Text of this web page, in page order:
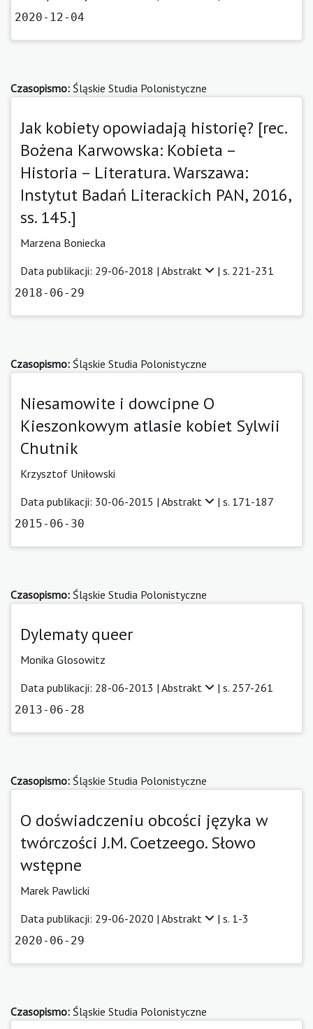
2020-12-04
Czasopismo: Śląskie Studia Polonistyczne
Jak kobiety opowiadają historię? [rec.
Bożena Karwowska: Kobieta –
Historia – Literatura. Warszawa:
Instytut Badań Literackich PAN, 2016,
ss. 145.]
Marzena Boniecka
Data publikacji: 29-06-2018 | Abstrakt | s. 221-231
2018-06-29
Czasopismo: Śląskie Studia Polonistyczne
Niesamowite i dowcipne O
Kieszonkowym atlasie kobiet Sylwii
Chutnik
Krzysztof Uniłowski
Data publikacji: 30-06-2015 | Abstrakt | s. 171-187
2015-06-30
Czasopismo: Śląskie Studia Polonistyczne
Dylematy queer
Monika Glosowitz
Data publikacji: 28-06-2013 | Abstrakt | s. 257-261
2013-06-28
Czasopismo: Śląskie Studia Polonistyczne
O doświadczeniu obcości języka w
twórczości J.M. Coetzeego. Słowo
wstępne
Marek Pawlicki
Data publikacji: 29-06-2020 | Abstrakt | s. 1-3
2020-06-29
Czasopismo: Śląskie Studia Polonistyczne